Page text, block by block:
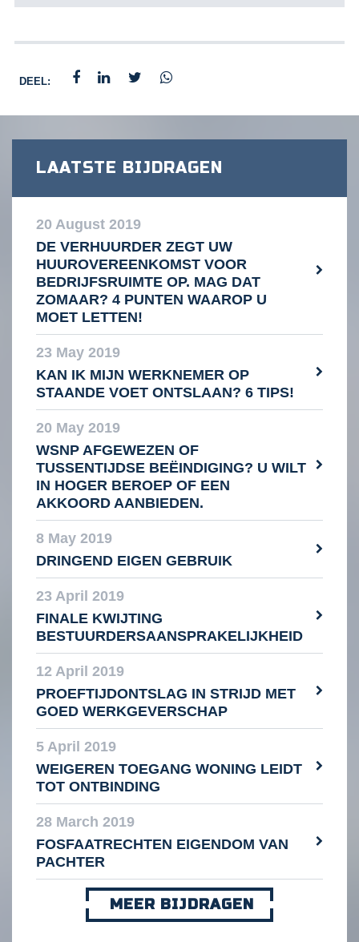
DEEL:
LAATSTE BIJDRAGEN
20 August 2019
DE VERHUURDER ZEGT UW
HUUROVEREENKOMST VOOR
BEDRIJFSRUIMTE OP. MAG DAT
ZOMAAR? 4 PUNTEN WAAROP U
MOET LETTEN!
23 May 2019
KAN IK MIJN WERKNEMER OP
STAANDE VOET ONTSLAAN? 6 TIPS!
20 May 2019
WSNP AFGEWEZEN OF
TUSSENTIJDSE BEËINDIGING? U WILT
IN HOGER BEROEP OF EEN
AKKOORD AANBIEDEN.
8 May 2019
DRINGEND EIGEN GEBRUIK
23 April 2019
FINALE KWIJTING
BESTUURDERSAANSPRAKELIJKHEID
12 April 2019
PROEFTIJDONTSLAG IN STRIJD MET
GOED WERKGEVERSCHAP
5 April 2019
WEIGEREN TOEGANG WONING LEIDT
TOT ONTBINDING
28 March 2019
FOSFAATRECHTEN EIGENDOM VAN
PACHTER
MEER BIJDRAGEN